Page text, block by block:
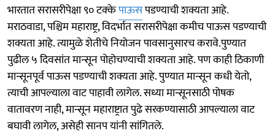
भारतात सरासरीपेक्षा ९० टक्केपाऊसपडण्याची शक्यता आहे.
मराठवाडा, पश्चिम महाराष्ट्र, विदर्भात सरासरीपेक्षा कमीच पाऊस पडण्याची
शक्यता आहे. त्यामुळे शेतीचे नियोजन पावसानुसारच करावे.पुण्यात
पुढील ५ दिवसांत मान्सून पोहोचण्याची शक्यता आहे. पण काही ठिकाणी
मान्सूनपूर्व पाऊस पडण्याची शक्यता आहे. पुण्यात मान्सून कधी येतो,
त्याची आपल्याला वाट पाहावी लागेल. सध्या मान्सूनसाठी पोषक
वातावरण नाही, मान्सून महाराष्ट्रात पुढे सरकण्यासाठी आपल्याला वाट
बघावी लागेल, असेही सानप यांनी सांगितले.